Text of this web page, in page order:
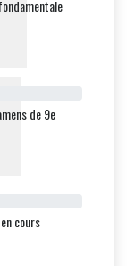
de 9e
cours